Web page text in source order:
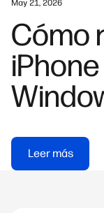
May 25, 2026
Print:
Leer más